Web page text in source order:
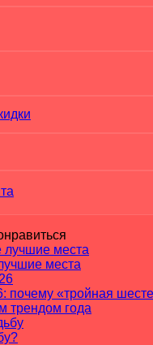
места
почему «тройная
трендом года